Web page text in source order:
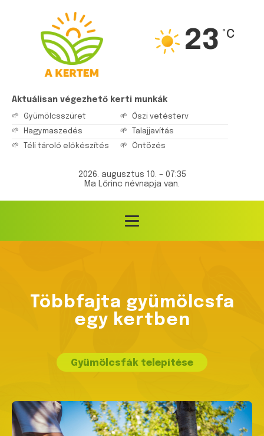
Aktuálisan végezhető kerti munkák
Gyümölcsszüret
Hagymaszedés
Téli tároló előkészítés
Őszi vetésterv
Talajjavítás
Öntözés
2026. augusztus 10. – 07:35
Ma Lőrinc névnapja van.
23 °C
Többfajta gyümölcsfa
egy kertben
Gyümölcsfák telepítése